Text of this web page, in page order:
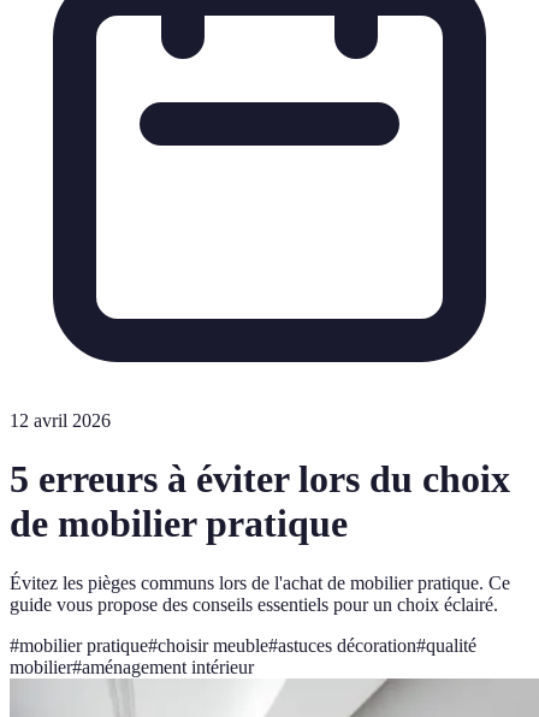
12 avril 2026
5 erreurs à éviter lors du choix
de mobilier pratique
Évitez les pièges communs lors de l'achat de mobilier pratique. Ce
guide vous propose des conseils essentiels pour un choix éclairé.
#mobilier pratique#choisir meuble#astuces décoration#qualité
mobilier#aménagement intérieur